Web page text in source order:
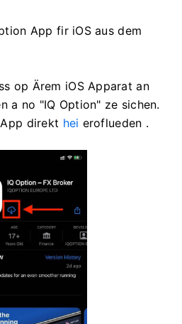
App fir iOS aus dem
op Ärem iOS Apparat an
a no "IQ Option" ze sichen.
direkt hei eroflueden .